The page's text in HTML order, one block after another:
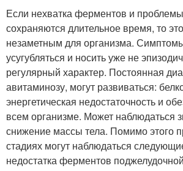
Если нехватка ферментов и
сохраняются длительное время, то
незаметным для организма.
усугубляться и носить уже не
регулярный характер. Постоянная
авитаминозу, могут развиваться:
энергетическая недостаточность и
всем организме. Может наблюдаться
снижение массы тела. Помимо этого
стадиях могут наблюдаться
недостатка ферментов